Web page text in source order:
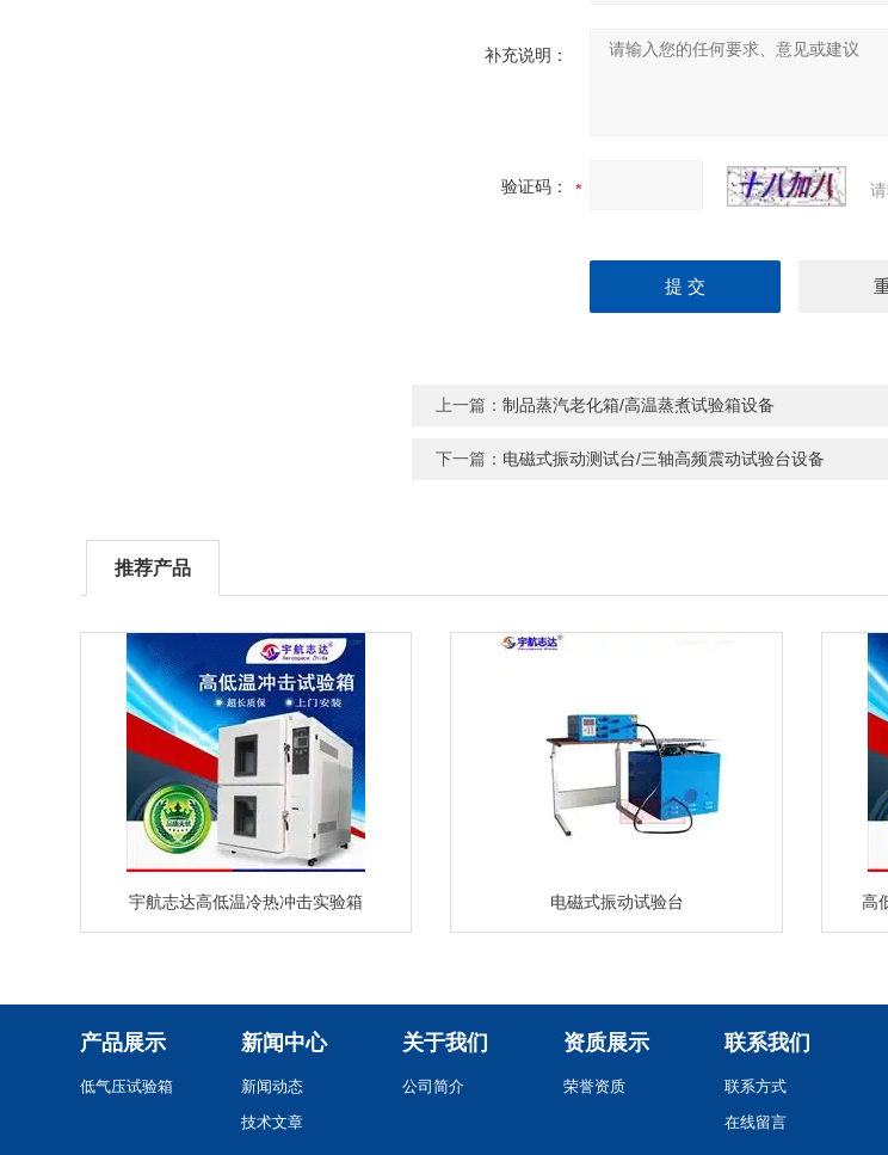
补充说明：
验证码：
上一篇：制品蒸汽老化箱/高温蒸煮试验箱设备
下一篇： 电磁式振动测试台/三轴高频震动试验台设备
推荐产品
宇航志达高低温冷热冲击实验箱 电磁式振动试验台 高
产品展示
低气压试验箱
新闻中心
新闻动态
技术文章
关于我们
公司简介
资质展示
荣誉资质
联系我们
联系方式
在线留言